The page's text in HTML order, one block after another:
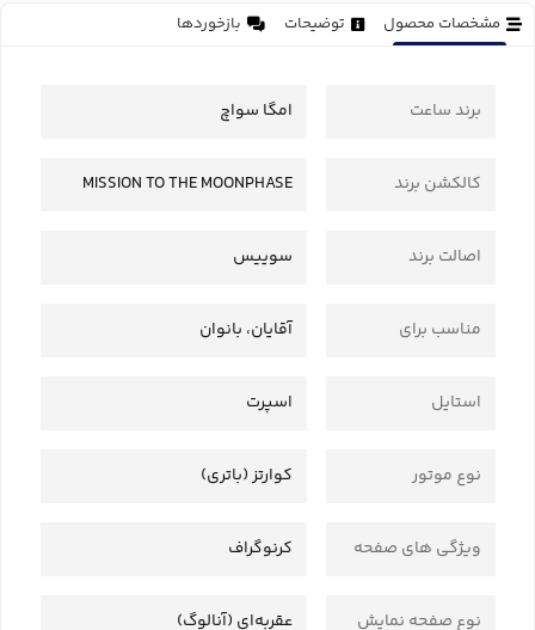
مشخصات محصول توضیحات بازخوردها
برند ساعت امگا سواچ
کالکشن برند MISSION TO THE MOONPHASE
اصالت برند سوییس
مناسب برای آقایان، بانوان
استایل اسپرت
نوع موتور کوارتز (باتری)
ویژگی های صفحه کرنوگراف
نوع صفحه نمایش عقربه‌ای (آنالوگ)